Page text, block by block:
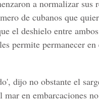
a normalizar sus
de cubanos que
el deshielo entre
permite permanecer
dijo no obstante el
en embarcaciones